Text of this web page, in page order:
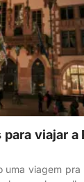
viajar a
uma viagem